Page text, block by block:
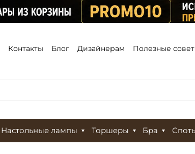
Контакты Блог Дизайнерам Полезные
Настольные лампы Торшеры Бра